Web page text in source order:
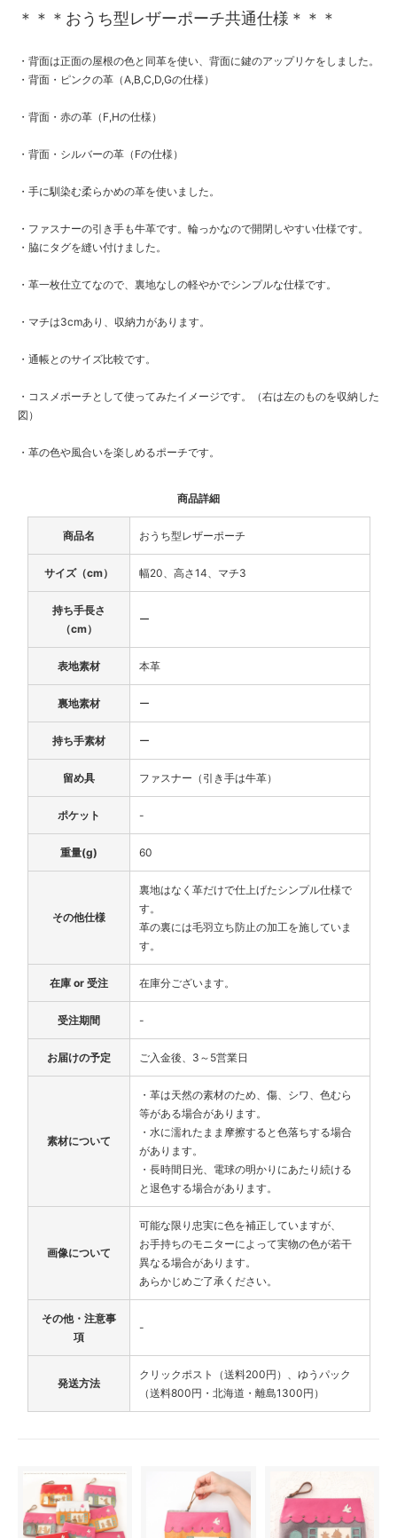
＊＊＊おうち型レザーポーチ共通仕様＊＊＊
・背面は正面の屋根の色と同革を使い、背面に鍵のアップリケをしました。
・背面・ピンクの革（A,B,C,D,Gの仕様）
・背面・赤の革（F,Hの仕様）
・背面・シルバーの革（Fの仕様）
・手に馴染む柔らかめの革を使いました。
・ファスナーの引き手も牛革です。輪っかなので開閉しやすい仕様です。
・脇にタグを縫い付けました。
・革一枚仕立てなので、裏地なしの軽やかでシンプルな仕様です。
・マチは3cmあり、収納力があります。
・通帳とのサイズ比較です。
・コスメポーチとして使ってみたイメージです。（右は左のものを収納した
図）
・革の色や風合いを楽しめるポーチです。
商品詳細
商品名 おうち型レザーポーチ
サイズ（cm） 幅20、高さ14、マチ3
持ち手長さ
（cm）
ー
表地素材 本革
裏地素材 ー
持ち手素材 ー
留め具 ファスナー（引き手は牛革）
ポケット -
重量(g) 60
その他仕様
裏地はなく革だけで仕上げたシンプル仕様で
す。
革の裏には毛羽立ち防止の加工を施していま
す。
在庫 or 受注 在庫分ございます。
受注期間 -
お届けの予定 ご入金後、3～5営業日
素材について
・革は天然の素材のため、傷、シワ、色むら
等がある場合があります。
・水に濡れたまま摩擦すると色落ちする場合
があります。
・長時間日光、電球の明かりにあたり続ける
と退色する場合があります。
画像について
可能な限り忠実に色を補正していますが、
お手持ちのモニターによって実物の色が若干
異なる場合があります。
あらかじめご了承ください。
その他・注意事
項
-
発送方法
クリックポスト（送料200円）、ゆうパック
（送料800円・北海道・離島1300円）